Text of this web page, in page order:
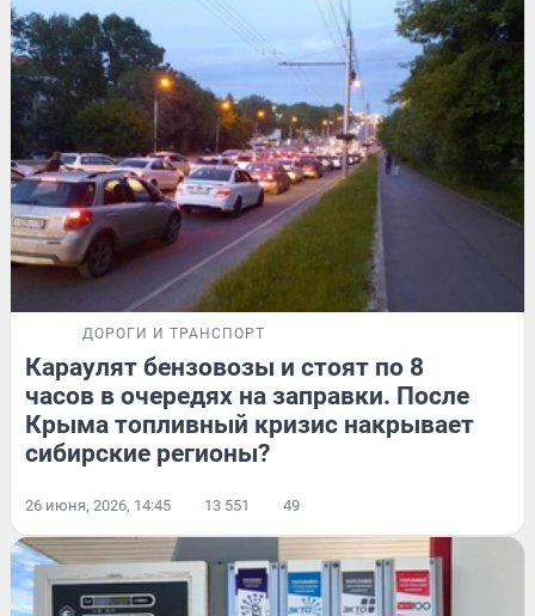
ДОРОГИ И ТРАНСПОРТ
Караулят бензовозы и стоят по 8
часов в очередях на заправки. После
Крыма топливный кризис накрывает
сибирские регионы?
26 июня, 2026, 14:45 13 551 49